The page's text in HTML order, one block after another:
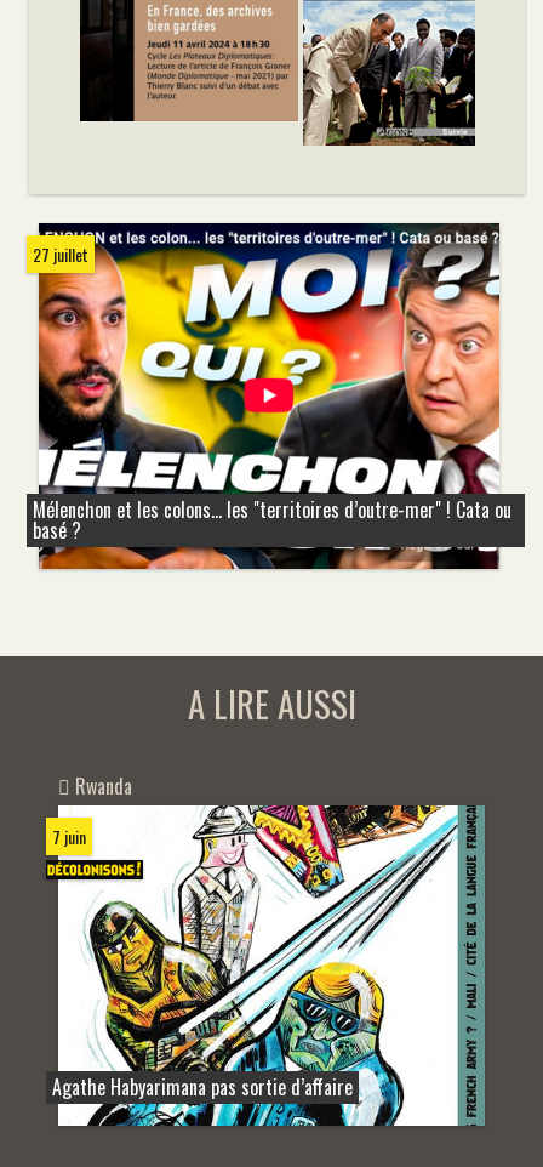
27 juillet
Mélenchon et les colons... les "territoires d’outre-mer" ! Cata ou
basé ?
A LIRE AUSSI
Rwanda
7 juin
Agathe Habyarimana pas sortie d’affaire